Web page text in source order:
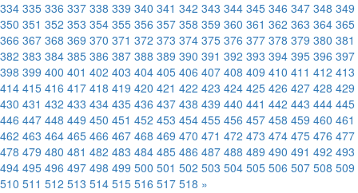
334 335 336 337 338 339 340 341 342 343 344 345 346 347 348 349
350 351 352 353 354 355 356 357 358 359 360 361 362 363 364 365
366 367 368 369 370 371 372 373 374 375 376 377 378 379 380 381
382 383 384 385 386 387 388 389 390 391 392 393 394 395 396 397
398 399 400 401 402 403 404 405 406 407 408 409 410 411 412 413
414 415 416 417 418 419 420 421 422 423 424 425 426 427 428 429
430 431 432 433 434 435 436 437 438 439 440 441 442 443 444 445
446 447 448 449 450 451 452 453 454 455 456 457 458 459 460 461
462 463 464 465 466 467 468 469 470 471 472 473 474 475 476 477
478 479 480 481 482 483 484 485 486 487 488 489 490 491 492 493
494 495 496 497 498 499 500 501 502 503 504 505 506 507 508 509
510 511 512 513 514 515 516 517 518 »